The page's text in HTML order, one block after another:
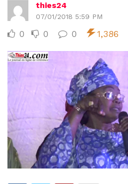
thies24
07/01/2018 5:59 PM
0 0 0 1,386